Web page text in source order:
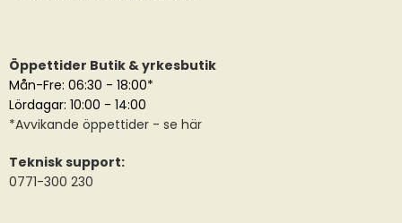
Öppettider Butik & yrkesbutik
Mån-Fre: 06:30 - 18:00*
Lördagar: 10:00 - 14:00
*Avvikande öppettider - se här
Teknisk support:
0771-300 230